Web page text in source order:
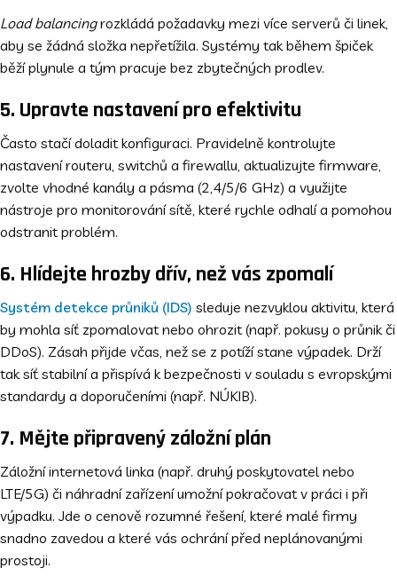
Load balancingrozkládá požadavky mezi více serverů či linek,
aby se žádná složka nepřetížila. Systémy tak během špiček
běží plynule a tým pracuje bez zbytečných prodlev.
5. Upravte nastavení pro efektivitu
Často stačí doladit konfiguraci. Pravidelně kontrolujte
nastavení routeru, switchů a firewallu, aktualizujte firmware,
zvolte vhodné kanály a pásma (2,4/5/6 GHz) a využijte
nástroje pro monitorování sítě, které rychle odhalí a pomohou
odstranit problém.
6. Hlídejte hrozby dřív, než vás zpomalí
Systém detekce průniků (IDS) sleduje nezvyklou aktivitu, která
by mohla síť zpomalovat nebo ohrozit (např. pokusy o průnik či
DDoS). Zásah přijde včas, než se z potíží stane výpadek. Drží
tak síť stabilní a přispívá k bezpečnosti v souladu s evropskými
standardy a doporučeními (např. NÚKIB).
7. Mějte připravený záložní plán
Záložní internetová linka (např. druhý poskytovatel nebo
LTE/5G) či náhradní zařízení umožní pokračovat v práci i při
výpadku. Jde o cenově rozumné řešení, které malé firmy
snadno zavedou a které vás ochrání před neplánovanými
prostoji.